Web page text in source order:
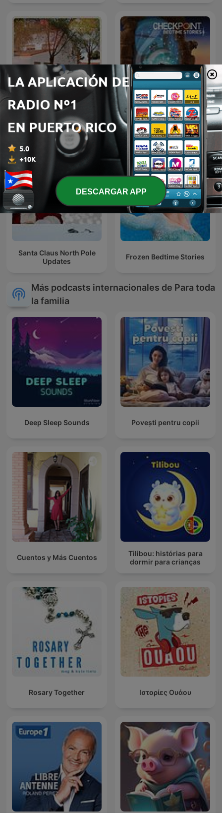
Emisora del CRA Alciares Kids Bedtime Stories
Santa Claus North Pole
Updates
Frozen Bedtime Stories
Más podcasts internacionales de Para toda
la familia
Deep Sleep Sounds Povești pentru copii
Cuentos y Más Cuentos
Tilibou: histórias para
dormir para crianças
Rosary Together Ιστορίες Ουάου
DESCARGAR APP